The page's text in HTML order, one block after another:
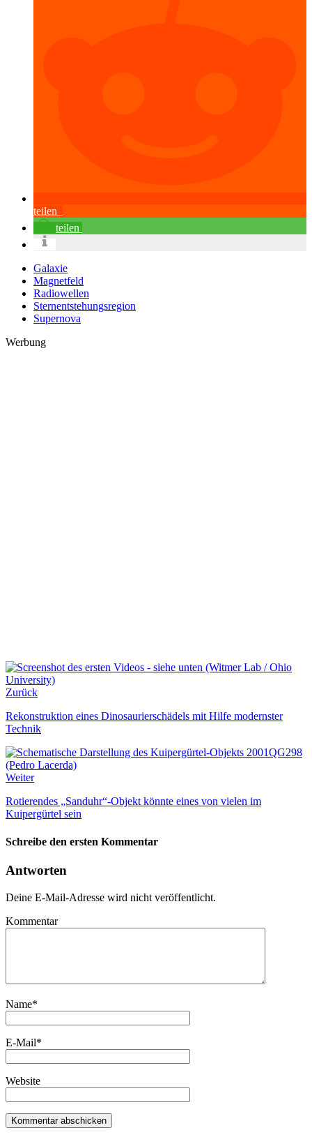
teilen
teilen
Galaxie
Magnetfeld
Radiowellen
Sternentstehungsregion
Supernova
Werbung
Zurück
Rekonstruktion eines Dinosaurierschädels mit Hilfe modernster
Technik
Weiter
Rotierendes „Sanduhr“-Objekt könnte eines von vielen im
Kuipergürtel sein
Schreibe den ersten Kommentar
Antworten
Deine E-Mail-Adresse wird nicht veröffentlicht.
Kommentar
Name*
E-Mail*
Website